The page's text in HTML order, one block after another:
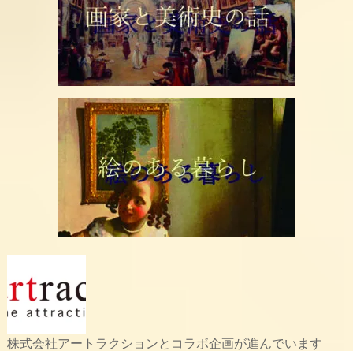
株式会社アートラクションとコラボ企画が進んでいます